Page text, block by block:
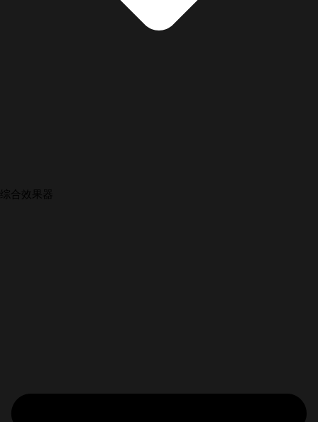
综合效果器